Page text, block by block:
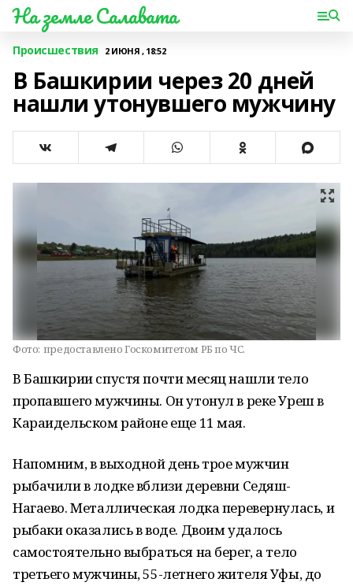
На земле Салавата
Происшествия 2 ИЮНЯ , 18:52
В Башкирии через 20 дней
нашли утонувшего мужчину
Фото: предоставлено Госкомитетом РБ по ЧС.
В Башкирии спустя почти месяц нашли тело
пропавшего мужчины. Он утонул в реке Уреш в
Караидельском районе еще 11 мая.
Напомним, в выходной день трое мужчин
рыбачили в лодке вблизи деревни Седяш-
Нагаево. Металлическая лодка перевернулась, и
рыбаки оказались в воде. Двоим удалось
самостоятельно выбраться на берег, а тело
третьего мужчины, 55-летнего жителя Уфы, до